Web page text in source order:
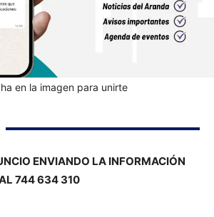
en la imagen para unirte
ENVIANDO LA INFORMACIÓN
744 634 310